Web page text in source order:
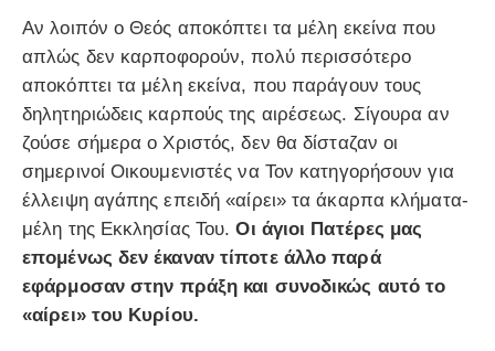
Αν λοιπόν ο Θεός αποκόπτει τα μέλη εκείνα που
απλώς δεν καρποφορούν, πολύ περισσότερο
αποκόπτει τα μέλη εκείνα, που παράγουν τους
δηλητηριώδεις καρπούς της αιρέσεως. Σίγουρα αν
ζούσε σήμερα ο Χριστός, δεν θα δίσταζαν οι
σημερινοί Οικουμενιστές να Τον κατηγορήσουν για
έλλειψη αγάπης επειδή «αίρει» τα άκαρπα κλήματα-
μέλη της Εκκλησίας Του.Οι άγιοι Πατέρες μας
επομένως δεν έκαναν τίποτε άλλο παρά
εφάρμοσαν στην πράξη και συνοδικώς αυτό το
«αίρει» του Κυρίου.